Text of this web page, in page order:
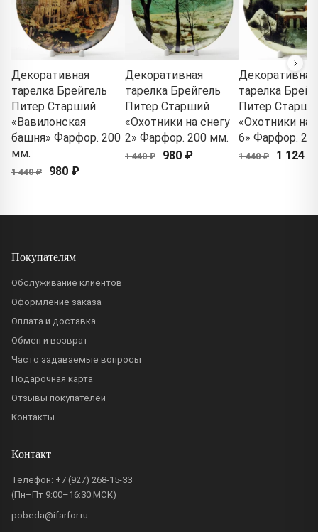
Декоративная
тарелка Брейгель
Питер Старший
«Вавилонская
башня» Фарфор. 200
мм.
1 440 ₽ 980 ₽
Декоративная
тарелка Брейгель
Питер Старший
«Охотники на снегу
2» Фарфор. 200 мм.
1 440 ₽ 980 ₽
Декоративная
тарелка
Питер
«Охотники на
6» Фарфор.
1 440 ₽ 1 124 ₽
Покупателям
Обслуживание клиентов
Оформление заказа
Оплата и доставка
Обмен и возврат
Часто задаваемые вопросы
Подарочная карта
Отзывы покупателей
Контакты
Контакт
Телефон: +7 (927) 268-15-33
(Пн–Пт 9:00–16:30 МСК)
pobeda@ifarfor.ru